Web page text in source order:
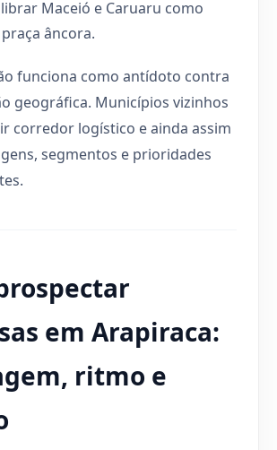
Maceió e Caruaru como
âncora.
funciona como antídoto contra
geográfica. Municípios vizinhos
corredor logístico e ainda assim
segmentos e prioridades
em Arapiraca:
ritmo e